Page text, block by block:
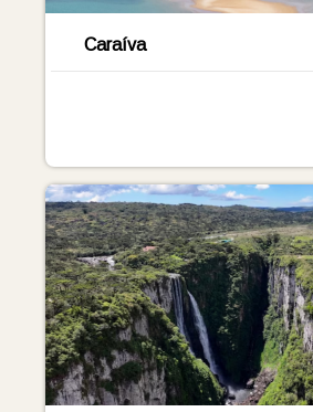
Caraíva